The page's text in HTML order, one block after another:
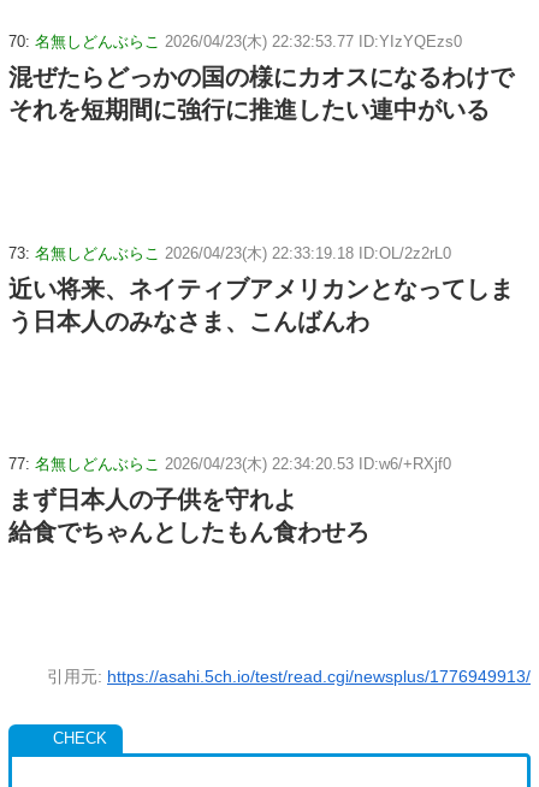
70: 名無しどんぶらこ 2026/04/23(木) 22:32:53.77 ID:YIzYQEzs0
混ぜたらどっかの国の様にカオスになるわけで
それを短期間に強行に推進したい連中がいる
73: 名無しどんぶらこ 2026/04/23(木) 22:33:19.18 ID:OL/2z2rL0
近い将来、ネイティブアメリカンとなってしま
う日本人のみなさま、こんばんわ
77: 名無しどんぶらこ 2026/04/23(木) 22:34:20.53 ID:w6/+RXjf0
まず日本人の子供を守れよ
給食でちゃんとしたもん食わせろ
引用元: https://asahi.5ch.io/test/read.cgi/newsplus/1776949913/